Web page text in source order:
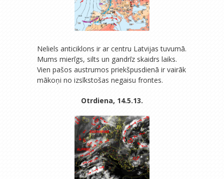
Neliels anticiklons ir ar centru Latvijas tuvumā.
Mums mierīgs, silts un gandrīz skaidrs laiks.
Vien pašos austrumos priekšpusdienā ir vairāk
mākoņi no izsīkstošas negaisu frontes.
Otrdiena, 14.5.13.